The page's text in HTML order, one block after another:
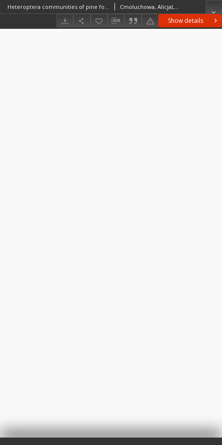
Show details
Heteroptera communities of pine forests in Poland Cmoluchowa, AlicjaLechowski, LechPolska Akademia Nauk. Muzeum i Instytut Zoologii